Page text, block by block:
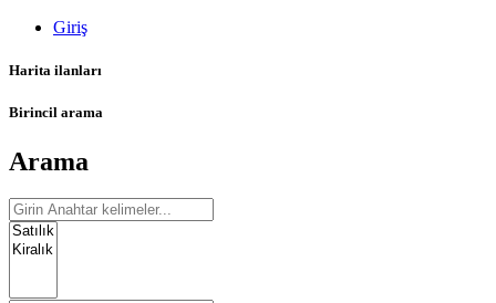
Giriş
Harita ilanları
Birincil arama
Arama